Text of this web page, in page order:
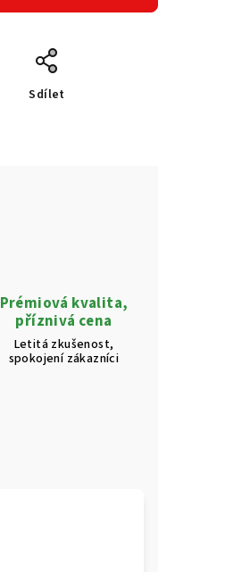
Sdílet
Prémiová kvalita,
příznivá cena
Letitá zkušenost,
spokojení zákazníci